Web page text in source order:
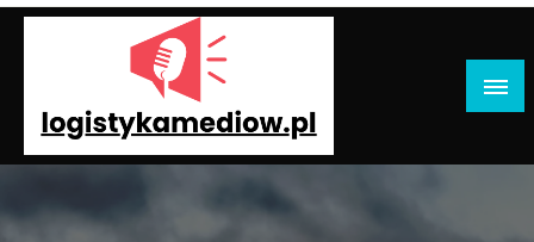
Przejdź
Logistyka Mediów: Technologia, Marketing,
Komunikacja